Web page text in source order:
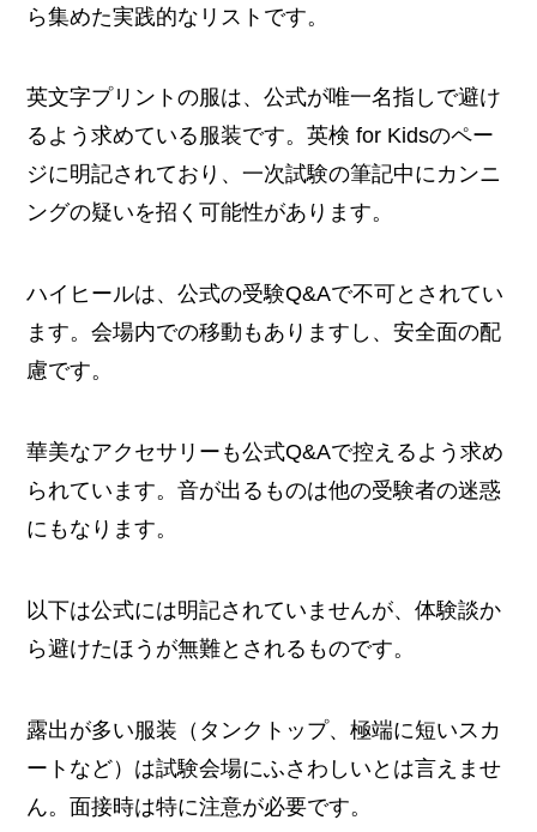
ら集めた実践的なリストです。
英文字プリントの服は、公式が唯一名指しで避け
るよう求めている服装です。英検 for Kidsのペー
ジに明記されており、一次試験の筆記中にカンニ
ングの疑いを招く可能性があります。
ハイヒールは、公式の受験Q&Aで不可とされてい
ます。会場内での移動もありますし、安全面の配
慮です。
華美なアクセサリーも公式Q&Aで控えるよう求め
られています。音が出るものは他の受験者の迷惑
にもなります。
以下は公式には明記されていませんが、体験談か
ら避けたほうが無難とされるものです。
露出が多い服装（タンクトップ、極端に短いスカ
ートなど）は試験会場にふさわしいとは言えませ
ん。面接時は特に注意が必要です。